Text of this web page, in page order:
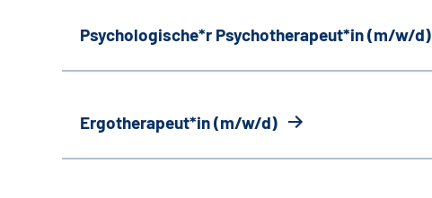
Psychologische*r Psychotherapeut*in (m/w/d)
Ergotherapeut*in (m/w/d)